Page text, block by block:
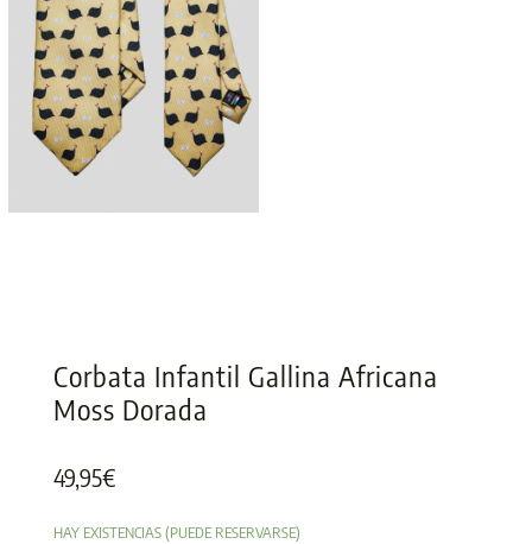
Corbata Infantil Gallina Africana
Moss Dorada
49,95€
HAY EXISTENCIAS (PUEDE RESERVARSE)